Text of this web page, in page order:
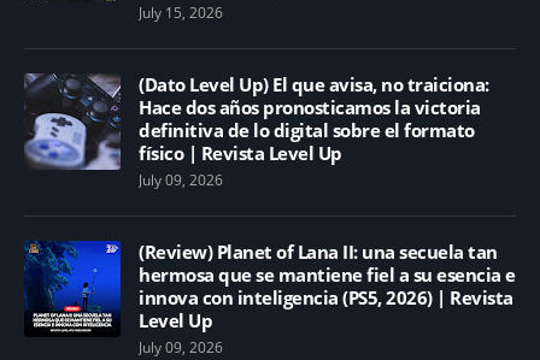
July 15, 2026
(Dato Level Up) El que avisa, no traiciona:
Hace dos años pronosticamos la victoria
definitiva de lo digital sobre el formato
físico | Revista Level Up
July 09, 2026
(Review) Planet of Lana II: una secuela tan
hermosa que se mantiene fiel a su esencia e
innova con inteligencia (PS5, 2026) | Revista
Level Up
July 09, 2026